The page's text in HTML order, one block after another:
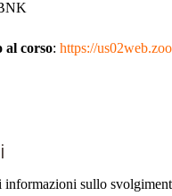
corso: https://
informazioni sullo